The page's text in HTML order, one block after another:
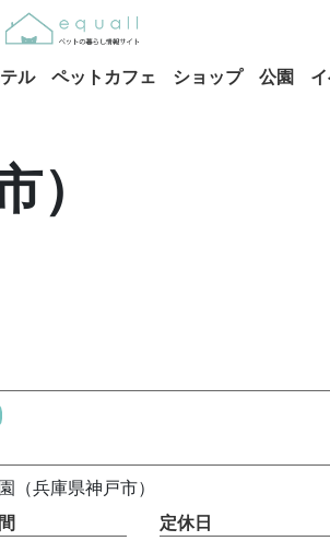
ル ペットカフェ ショップ 公園
）
（兵庫県神戸市）
定休日